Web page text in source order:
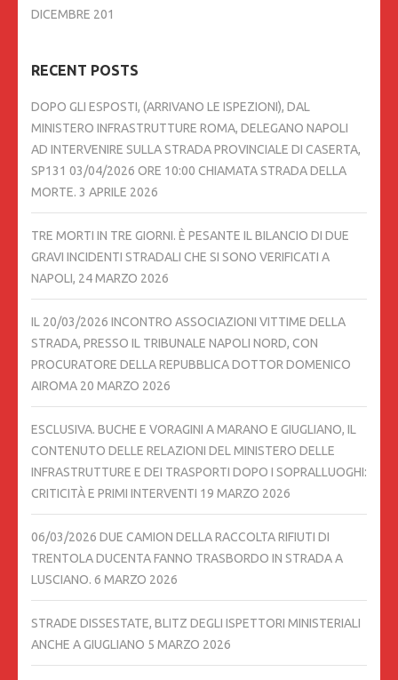
DICEMBRE 201
RECENT POSTS
DOPO GLI ESPOSTI, (ARRIVANO LE ISPEZIONI), DAL
MINISTERO INFRASTRUTTURE ROMA, DELEGANO NAPOLI
AD INTERVENIRE SULLA STRADA PROVINCIALE DI CASERTA,
SP131 03/04/2026 ORE 10:00 CHIAMATA STRADA DELLA
MORTE. 3 APRILE 2026
TRE MORTI IN TRE GIORNI. È PESANTE IL BILANCIO DI DUE
GRAVI INCIDENTI STRADALI CHE SI SONO VERIFICATI A
NAPOLI, 24 MARZO 2026
IL 20/03/2026 INCONTRO ASSOCIAZIONI VITTIME DELLA
STRADA, PRESSO IL TRIBUNALE NAPOLI NORD, CON
PROCURATORE DELLA REPUBBLICA DOTTOR DOMENICO
AIROMA 20 MARZO 2026
ESCLUSIVA. BUCHE E VORAGINI A MARANO E GIUGLIANO, IL
CONTENUTO DELLE RELAZIONI DEL MINISTERO DELLE
INFRASTRUTTURE E DEI TRASPORTI DOPO I SOPRALLUOGHI:
CRITICITÀ E PRIMI INTERVENTI 19 MARZO 2026
06/03/2026 DUE CAMION DELLA RACCOLTA RIFIUTI DI
TRENTOLA DUCENTA FANNO TRASBORDO IN STRADA A
LUSCIANO. 6 MARZO 2026
STRADE DISSESTATE, BLITZ DEGLI ISPETTORI MINISTERIALI
ANCHE A GIUGLIANO 5 MARZO 2026